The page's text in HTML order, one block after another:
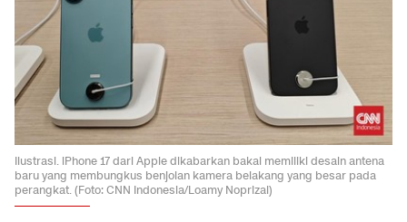
Ilustrasi. iPhone 17 dari Apple dikabarkan bakal memiliki desain antena
baru yang membungkus benjolan kamera belakang yang besar pada
perangkat. (Foto: CNN Indonesia/Loamy Noprizal)